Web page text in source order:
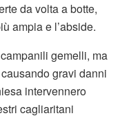
da volta a botte,
ampia e l’abside.
gemelli, ma
gravi danni
intervennero
cagliaritani